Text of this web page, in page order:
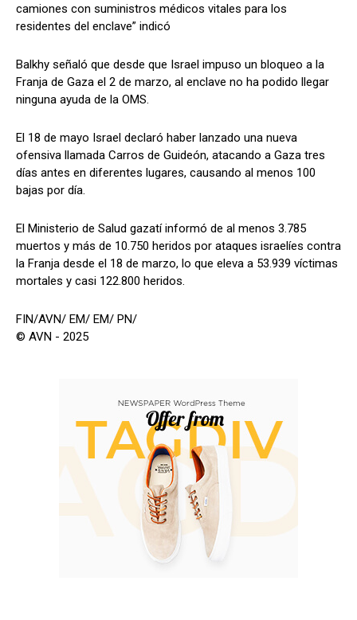
camiones con suministros médicos vitales para los
residentes del enclave” indicó
Balkhy señaló que desde que Israel impuso un bloqueo a la
Franja de Gaza el 2 de marzo, al enclave no ha podido llegar
ninguna ayuda de la OMS.
El 18 de mayo Israel declaró haber lanzado una nueva
ofensiva llamada Carros de Guideón, atacando a Gaza tres
días antes en diferentes lugares, causando al menos 100
bajas por día.
El Ministerio de Salud gazatí informó de al menos 3.785
muertos y más de 10.750 heridos por ataques israelíes contra
la Franja desde el 18 de marzo, lo que eleva a 53.939 víctimas
mortales y casi 122.800 heridos.
FIN/AVN/ EM/ EM/ PN/
© AVN - 2025